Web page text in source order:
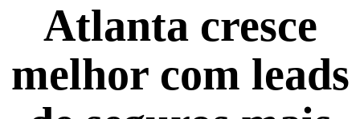
Atlanta cresce
melhor com leads